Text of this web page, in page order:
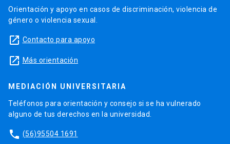
Orientación y apoyo en casos de discriminación, violencia de
género o violencia sexual.
launch Contacto para apoyo
launch Más orientación
MEDIACIÓN UNIVERSITARIA
Teléfonos para orientación y consejo si se ha vulnerado
alguno de tus derechos en la universidad.
phone (56)95504 1691